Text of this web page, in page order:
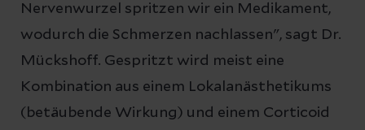
Nervenwurzel spritzen wir ein Medikament,
wodurch die Schmerzen nachlassen", sagt Dr.
Mückshoff. Gespritzt wird meist eine
Kombination aus einem Lokalanästhetikums
(betäubende Wirkung) und einem Corticoid